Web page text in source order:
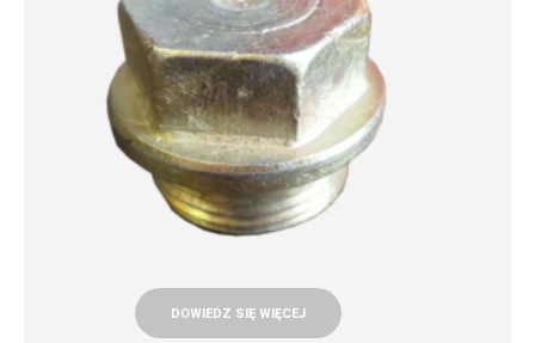
DOWIEDZ SIĘ WIĘCEJ